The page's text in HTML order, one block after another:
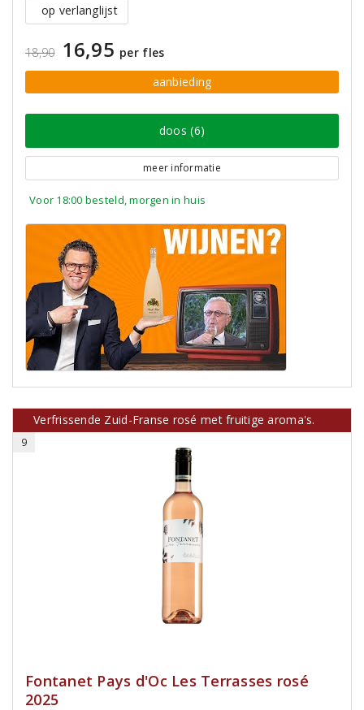
op verlanglijst
18,90 16,95 per fles
aanbieding
doos (6)
meer informatie
Voor 18:00 besteld, morgen in huis
Verfrissende Zuid-Franse rosé met fruitige aroma's.
9
Fontanet Pays d'Oc Les Terrasses rosé
2025